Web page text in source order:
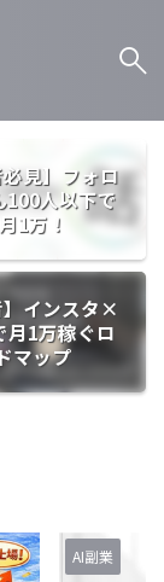
必見】フォロ
100人以下で
1万！
インスタ×
月1万稼ぐロ
マップ
AI副業